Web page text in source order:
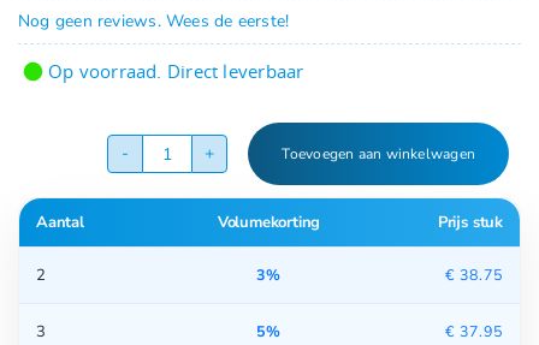
Nog geen reviews. Wees de eerste!
Op voorraad. Direct leverbaar
Aromaverdamper
PR-
Toevoegen aan winkelwagen
Aantal Volumekorting Prijs stuk
2 3% € 38.75
3 5% € 37.95